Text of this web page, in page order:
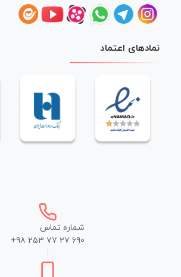
نمادهای اعتماد
شماره تماس
+98 253 77 27 690